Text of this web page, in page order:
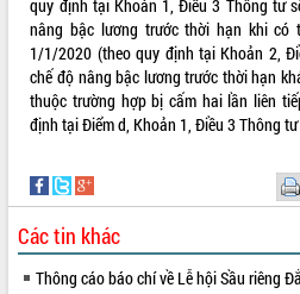
quy định tại Khoản 1, Điều 3 Thông tư
nâng bậc lương trước thời hạn khi có
1/1/2020 (theo quy định tại Khoản 2,
chế độ nâng bậc lương trước thời hạn
thuộc trường hợp bị cấm hai lần liên
định tại Điểm d, Khoản 1, Điều 3 Thông
Các tin khác
Thông cáo báo chí về Lễ hội Sầu riêng